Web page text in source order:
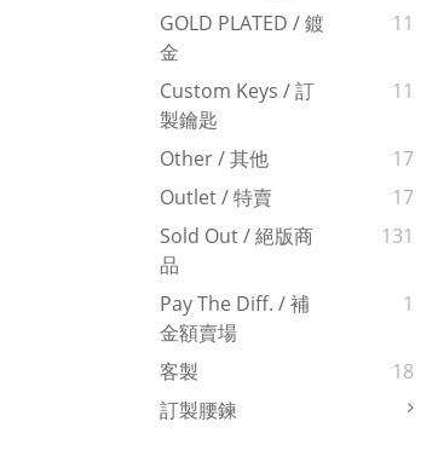
GOLD PLATED / 鍍
金
11
Custom Keys / 訂
製鑰匙
11
Other / 其他
17
Outlet / 特賣
17
Sold Out / 絕版商
品
131
Pay The Diff. / 補
金額賣場
1
客製
18
訂製腰鍊